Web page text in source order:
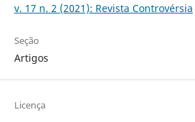
v. 17 n. 2 (2021): Revista Controvérsia
Seção
Artigos
Licença